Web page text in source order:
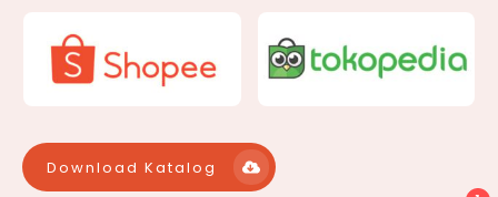
Download Katalog